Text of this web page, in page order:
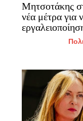
Μητσοτάκης
νέα μέτρα για